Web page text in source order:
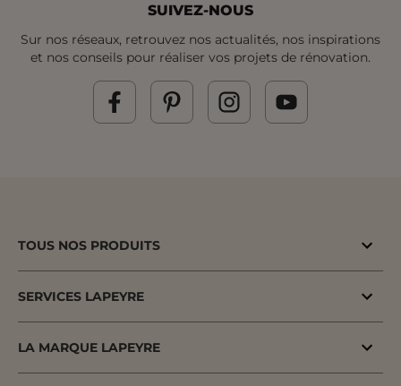
SUIVEZ-NOUS
Sur nos réseaux, retrouvez nos actualités, nos inspirations
et nos conseils pour réaliser vos projets de rénovation.
TOUS NOS PRODUITS
Cuisine & Electroménager
Salle de bains & WC
SERVICES LAPEYRE
LA MARQUE LAPEYRE